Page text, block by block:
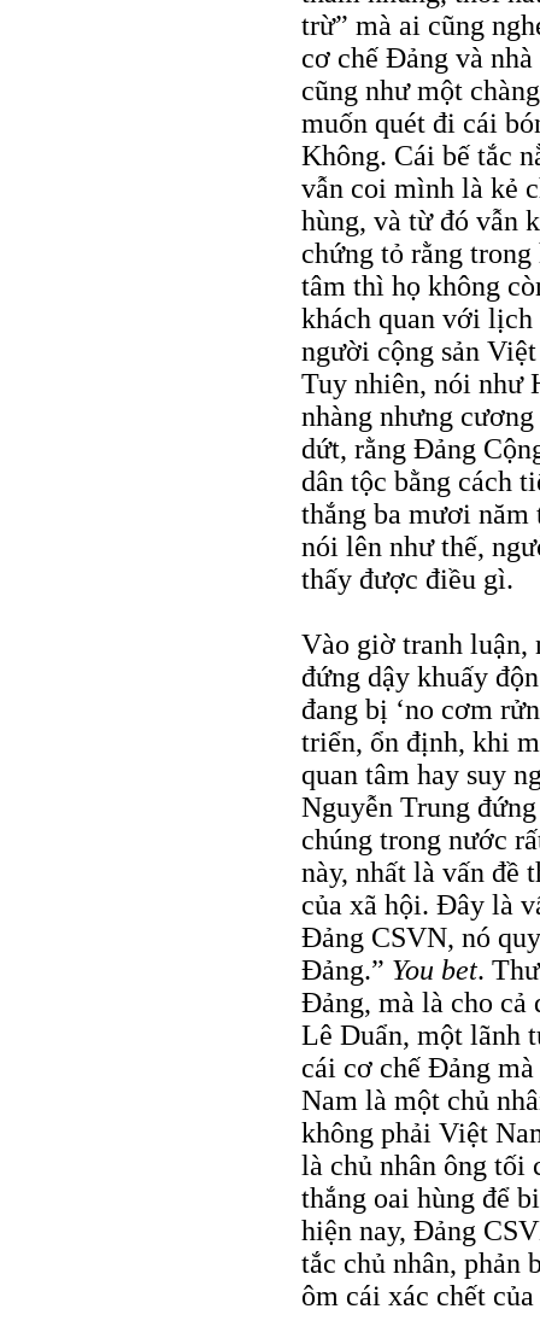
trừ” mà ai cũng
cơ chế Đảng và
cũng như một
muốn quét đi cái
Không. Cái bế tắc
vẫn coi mình là kẻ
hùng, và từ đó vẫn
chứng tỏ rằng
tâm thì họ không
khách quan với lịch
người cộng sản
Tuy nhiên, nói như
nhàng nhưng
dứt, rằng Đảng
dân tộc bằng cách
thắng ba mươi
nói lên như thế,
thấy được điều gì.
Vào giờ tranh luận,
đứng dậy khuấy
đang bị ‘no cơm
triển, ổn định, khi
quan tâm hay suy
Nguyễn Trung
chúng trong nước
này, nhất là vấn đề
của xã hội. Đây là
Đảng CSVN, nó
Đảng.” You bet.
Đảng, mà là cho
Lê Duẩn, một lãnh
cái cơ chế Đảng
Nam là một chủ
không phải Việt
là chủ nhân ông tối
thắng oai hùng để
hiện nay, Đảng
tắc chủ nhân, phản
ôm cái xác chết